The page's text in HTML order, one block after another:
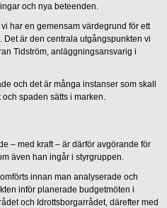
och nya beteenden.
har en gemensam värdegrund för ett
Det är den centrala utgångspunkten vi
Tidström, anläggningsansvarig i
och det är många instanser som skall
spaden sätts i marken.
– med kraft – är därför avgörande för
även han ingår i styrgruppen.
innan man analyserade och
inför planerade budgetmöten i
och Idrottsborgarrådet, därefter med